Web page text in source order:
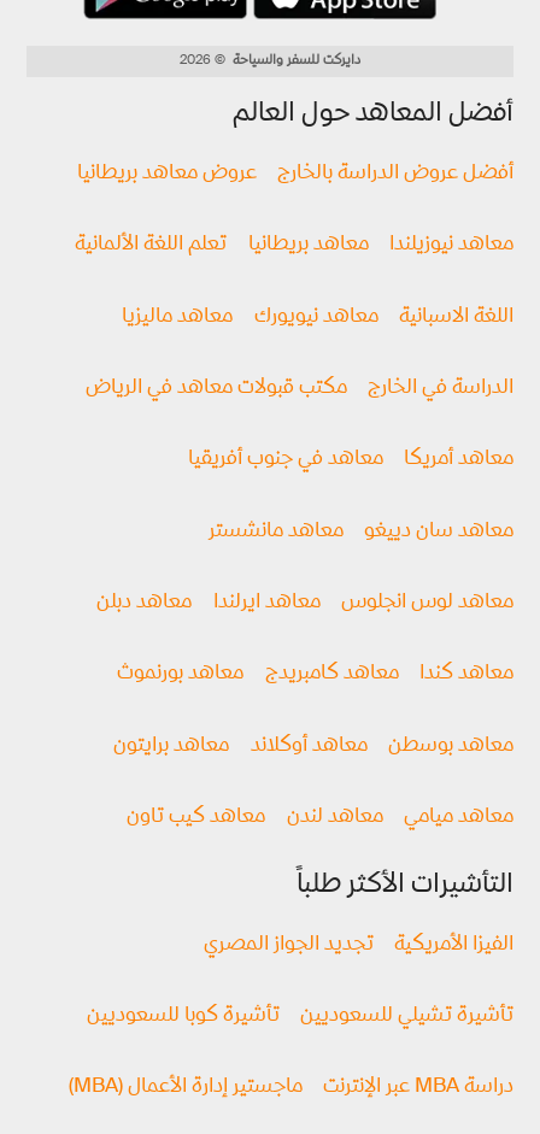
دايركت للسفر والسياحة © 2026
أفضل المعاهد حول العالم
أفضل عروض الدراسة بالخارج عروض معاهد بريطانيا
معاهد نيوزيلندا معاهد بريطانيا تعلم اللغة الألمانية
اللغة الاسبانية معاهد نيويورك معاهد ماليزيا
الدراسة في الخارج مكتب قبولات معاهد في الرياض
معاهد أمريكا معاهد في جنوب أفريقيا
معاهد سان دييغو معاهد مانشستر
معاهد لوس انجلوس معاهد ايرلندا معاهد دبلن
معاهد كندا معاهد كامبريدج معاهد بورنموث
معاهد بوسطن معاهد أوكلاند معاهد برايتون
معاهد ميامي معاهد لندن معاهد كيب تاون
التأشيرات الأكثر طلباً
الفيزا الأمريكية تجديد الجواز المصري
تأشيرة تشيلي للسعوديين تأشيرة كوبا للسعوديين
دراسة MBA عبر الإنترنت ماجستير إدارة الأعمال (MBA)